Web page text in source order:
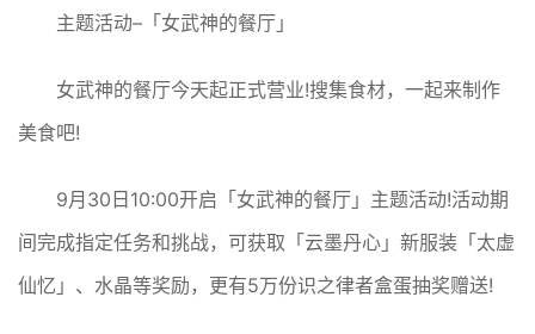
主题活动–「女武神的餐厅」
女武神的餐厅今天起正式营业!搜集食材，一起来制作
美食吧!
9月30日10:00开启「女武神的餐厅」主题活动!活动期
间完成指定任务和挑战，可获取「云墨丹心」新服装「太虚
仙忆」、水晶等奖励，更有5万份识之律者盒蛋抽奖赠送!